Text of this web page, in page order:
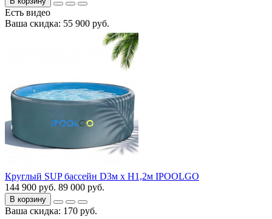
Есть видео
Ваша скидка: 55 900 руб.
Круглый SUP бассейн D3м х H1,2м IPOOLGO
144 900 руб. 89 000 руб.
В корзину
Ваша скидка: 170 руб.